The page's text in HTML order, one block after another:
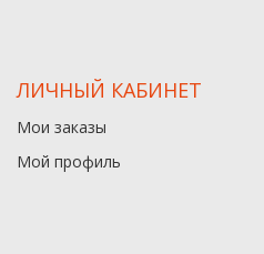
ЛИЧНЫЙ КАБИНЕТ
Мои заказы
Мой профиль